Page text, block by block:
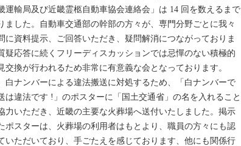
運輸局及び近畿霊柩自動車協会連絡会」は 14 回を数えるまで
ました。自動車交通部の幹部の方々が、専門分野ごとに我々
に資料提示、ご回答いただき、疑問解消につながっておりま
疑応答に続くフリーディスカッションでは忌憚のない積極的
交換が行われるため非常に有意義な会となっております。
白ナンバーによる違法搬送に対処するため、「白ナンバーで
は違法です !」のポスターに「国土交通省」の名を入れること
力いただき、近畿の主要な火葬場へ送付いたしました。掲示
ポスターは、火葬場の利用者はもとより、職員の方々にも認
いただいており、手ごたえを感じております、他にも関係行